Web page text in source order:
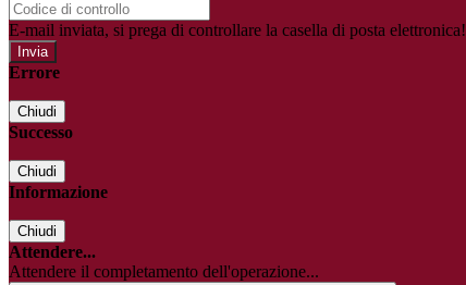
E-mail inviata, si prega di controllare la casella di posta elettronica!
Errore
Chiudi
Successo
Chiudi
Informazione
Chiudi
Attendere...
Attendere il completamento dell'operazione...